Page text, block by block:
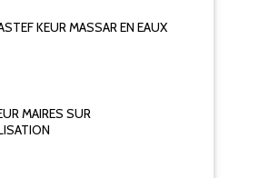
KEUR MASSAR EN EAUX
MAIRES SUR